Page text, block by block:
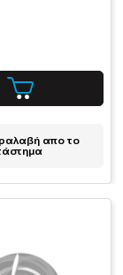
απο το